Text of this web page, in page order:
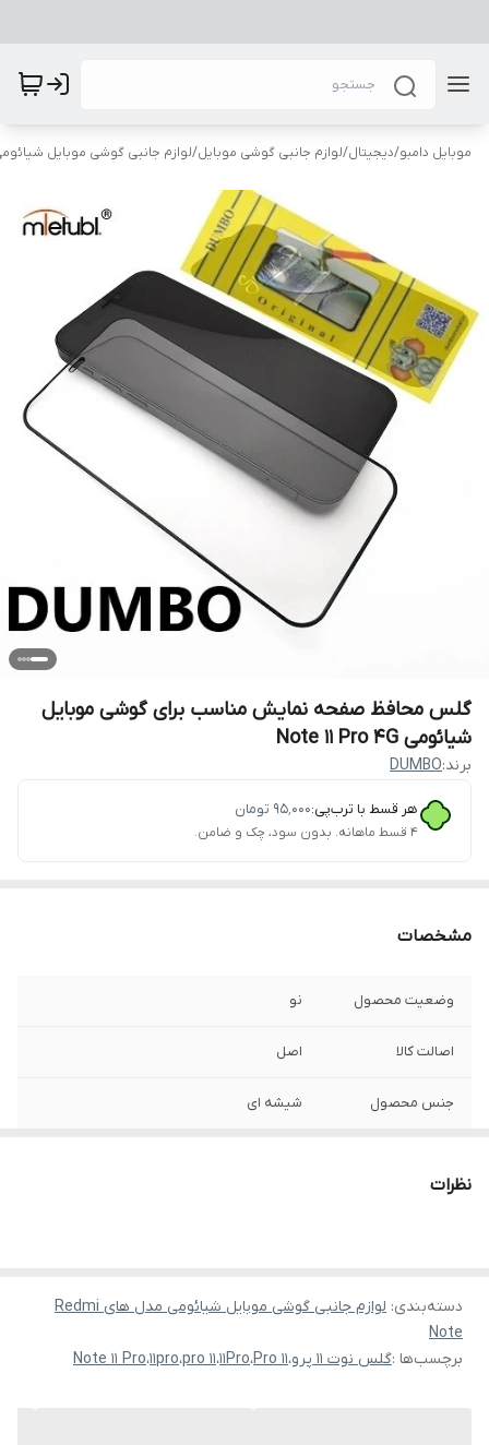
موبایل دامبو/دیجیتال/لوازم جانبی گوشی موبایل/لوازم جانبی گوشی موبایل
گلس محافظ صفحه نمایش مناسب برای گوشی موبایل
شیائومی Note 11 Pro 4G
برند:DUMBO
هر قسط با ترب‌پی:۹۵٬۰۰۰ تومان
۴ قسط ماهانه. بدون سود، چک و ضامن.
مشخصات
وضعیت محصول نو
اصالت کالا اصل
جنس محصول شیشه ای
نظرات
دسته‌بندی:
لوازم جانبی گوشی موبایل شیائومی مدل های Redmi
Note
برچسب‌ها :گلس نوت 11 پرو ،11 Pro ،11Pro،11 pro ،11pro،Note 11 Pro